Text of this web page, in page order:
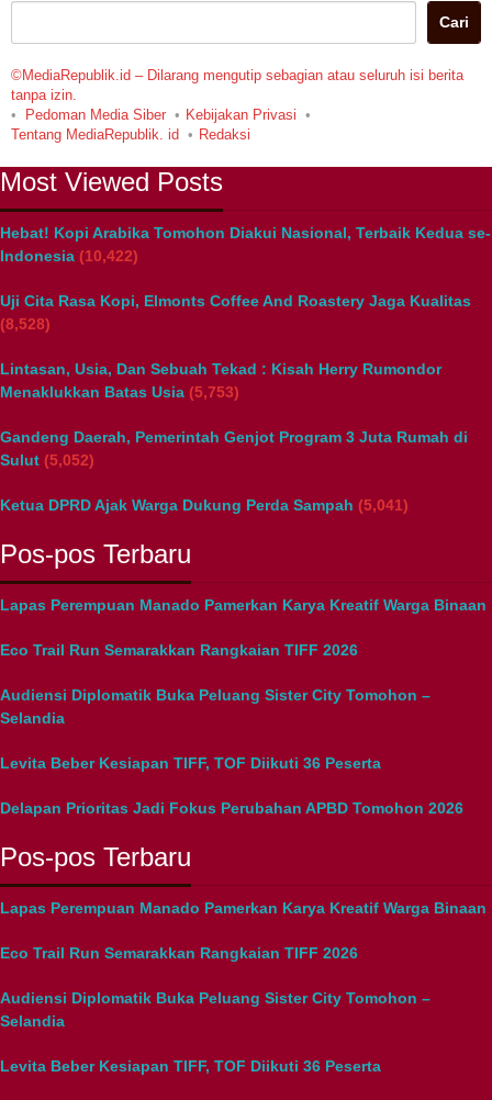
Cari
©MediaRepublik.id – Dilarang mengutip sebagian atau seluruh isi berita
tanpa izin.
Pedoman Media Siber
Kebijakan Privasi
Tentang MediaRepublik. id
Redaksi
Most Viewed Posts
Hebat! Kopi Arabika Tomohon Diakui Nasional, Terbaik Kedua se-
Indonesia (10,422)
Uji Cita Rasa Kopi, Elmonts Coffee And Roastery Jaga Kualitas
(8,528)
Lintasan, Usia, Dan Sebuah Tekad : Kisah Herry Rumondor
Menaklukkan Batas Usia (5,753)
Gandeng Daerah, Pemerintah Genjot Program 3 Juta Rumah di
Sulut (5,052)
Ketua DPRD Ajak Warga Dukung Perda Sampah (5,041)
Pos-pos Terbaru
Lapas Perempuan Manado Pamerkan Karya Kreatif Warga Binaan
Eco Trail Run Semarakkan Rangkaian TIFF 2026
Audiensi Diplomatik Buka Peluang Sister City Tomohon –
Selandia
Levita Beber Kesiapan TIFF, TOF Diikuti 36 Peserta
Delapan Prioritas Jadi Fokus Perubahan APBD Tomohon 2026
Pos-pos Terbaru
Lapas Perempuan Manado Pamerkan Karya Kreatif Warga Binaan
Eco Trail Run Semarakkan Rangkaian TIFF 2026
Audiensi Diplomatik Buka Peluang Sister City Tomohon –
Selandia
Levita Beber Kesiapan TIFF, TOF Diikuti 36 Peserta